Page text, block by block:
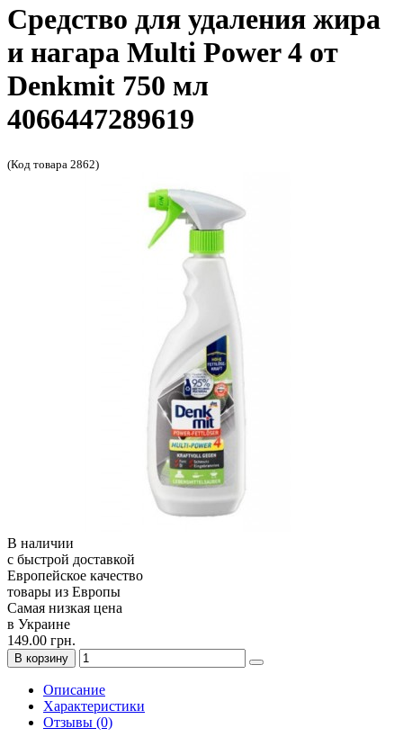
Средство для удаления жира
и нагара Multi Power 4 от
Denkmit 750 мл
4066447289619
(Код товара 2862)
В наличии
с быстрой доставкой
Европейское качество
товары из Европы
Самая низкая цена
в Украине
149.00 грн.
В корзину
Описание
Характеристики
Отзывы (0)